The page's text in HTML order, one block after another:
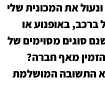
את המכונית שלי
ברכב, באופנוע או
סוגים מסוימים של
מאף חברה?
התשובה המושלמת